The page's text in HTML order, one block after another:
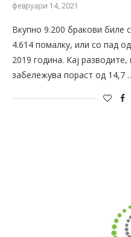
февруари 14, 2021
Вкупно 9.200 бракови биле
4.614 помалку, или со пад
2019 година. Кај
забележува пораст од 14,7